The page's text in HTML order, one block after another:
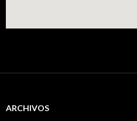
ARCHIVOS